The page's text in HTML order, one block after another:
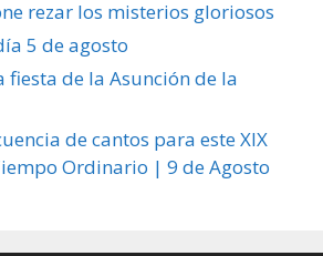
rezar los misterios gloriosos
5 de agosto
fiesta de la Asunción de la
de cantos para este XIX
Ordinario | 9 de Agosto